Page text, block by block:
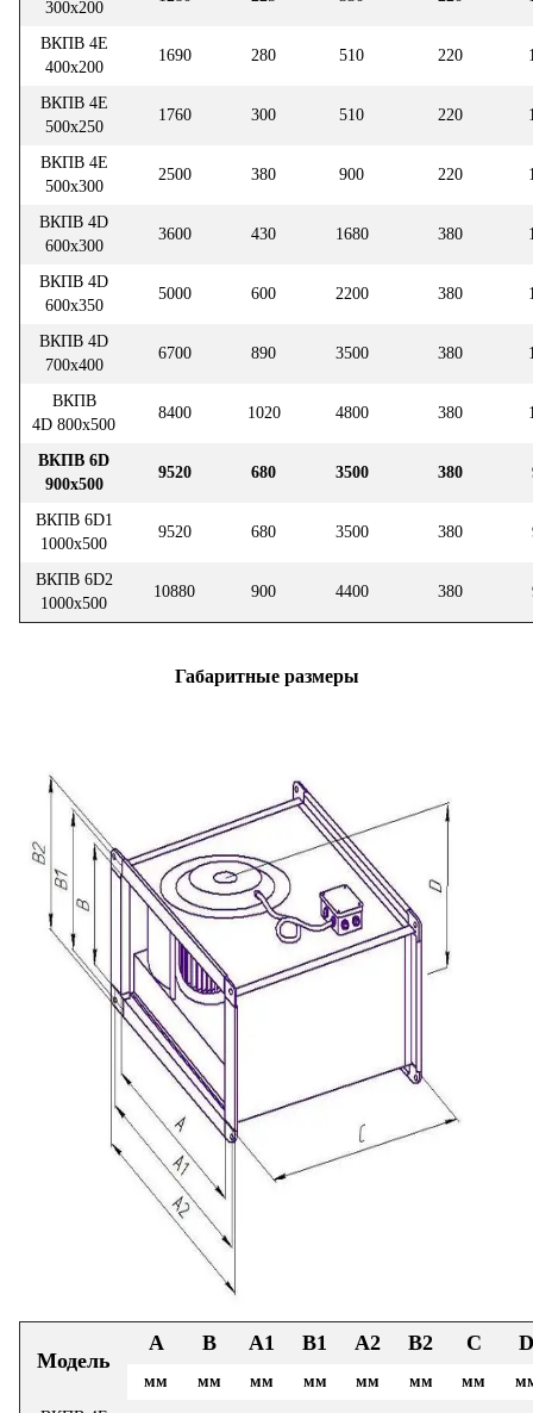
300х200
ВКПВ 4E
400х200
1690 280 510 220
ВКПВ 4E
500х250
1760 300 510 220
ВКПВ 4E
500х300
2500 380 900 220
ВКПВ 4D
600х300
3600 430 1680 380
ВКПВ 4D
600х350
5000 600 2200 380
ВКПВ 4D
700х400
6700 890 3500 380
ВКПВ
4D 800х500
8400 1020 4800 380
ВКПВ 6D
900х500
9520 680 3500 380
ВКПВ 6D1
1000х500
9520 680 3500 380
ВКПВ 6D2
1000х500
10880 900 4400 380
Габаритные размеры
Модель
А В А1 В1 А2 В2 С D
мм мм мм мм мм мм мм